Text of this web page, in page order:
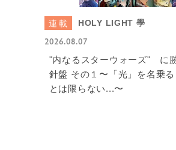
連載 HOLY LIGHT 學
2026.08.07
"内なるスターウォーズ" に
針盤 その１〜「光」を名乗
とは限らない...〜